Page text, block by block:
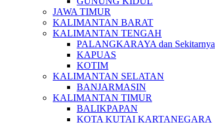
JAWA TIMUR
KALIMANTAN BARAT
KALIMANTAN TENGAH
PALANGKARAYA dan Sekitarnya
KAPUAS
KOTIM
KALIMANTAN SELATAN
BANJARMASIN
KALIMANTAN TIMUR
BALIKPAPAN
KOTA KUTAI KARTANEGARA